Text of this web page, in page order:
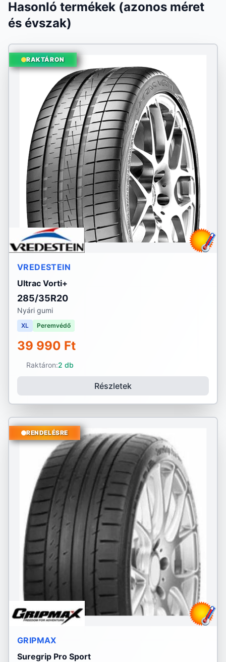
Hasonló termékek (azonos méret
és évszak)
RAKTÁRON
VREDESTEIN
Ultrac Vorti+
285/35R20
Nyári gumi
XL Peremvédő
39 990 Ft
Raktáron:2 db
Részletek
RENDELÉSRE
GRIPMAX
Suregrip Pro Sport